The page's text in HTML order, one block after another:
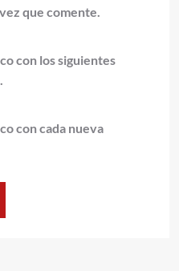
que comente.
con los siguientes
con cada nueva